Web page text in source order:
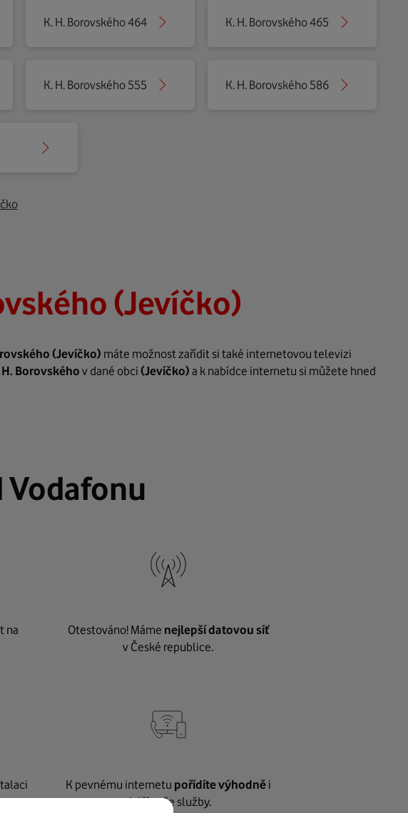
K. H. Borovského 464 K. H. Borovského 465
K. H. Borovského 555 K. H. Borovského 586
(Jevíčko)
(Jevíčko) máte možnost zařídit si také internetovou televizi
H. Borovského v dané obci (Jevíčko) a k nabídce internetu si můžete hned
na
Otestováno! Máme nejlepší datovou síť
v České republice.
K pevnému internetu pořídíte výhodněi
další naše služby.